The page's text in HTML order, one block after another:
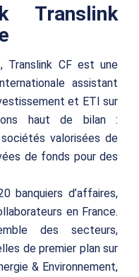
Translink
Translink CF est une
assistant
et ETI sur
haut de bilan :
valorisées de
de fonds pour des
banquiers d’affaires,
en France.
des secteurs,
de premier plan sur
& Environnement,